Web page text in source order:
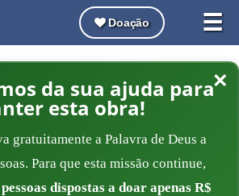
☰
Doação
×
da sua ajuda para
esta obra!
gratuitamente a Palavra de Deus a
Para que esta missão continue,
pessoas dispostas a doar apenas R$